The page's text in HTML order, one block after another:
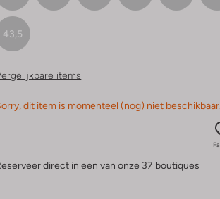
43,5
items
dit item is momenteel (nog) niet beschikbaar.
direct in een van onze 37 boutiques